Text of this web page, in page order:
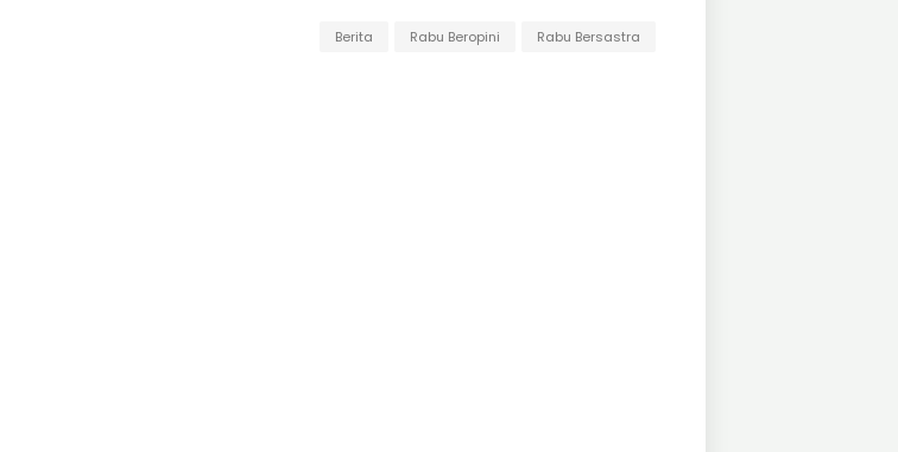
Berita Rabu Beropini Rabu Bersastra